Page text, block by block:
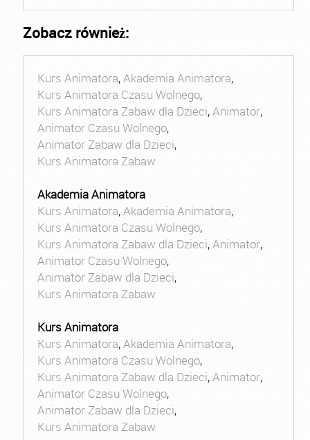
Zobacz również:
Kurs Animatora,Akademia Animatora,
Kurs Animatora Czasu Wolnego,
Kurs Animatora Zabaw dla Dzieci,Animator,
Animator Czasu Wolnego,
Animator Zabaw dla Dzieci,
Kurs Animatora Zabaw
Akademia Animatora
Kurs Animatora,Akademia Animatora,
Kurs Animatora Czasu Wolnego,
Kurs Animatora Zabaw dla Dzieci,Animator,
Animator Czasu Wolnego,
Animator Zabaw dla Dzieci,
Kurs Animatora Zabaw
Kurs Animatora
Kurs Animatora,Akademia Animatora,
Kurs Animatora Czasu Wolnego,
Kurs Animatora Zabaw dla Dzieci,Animator,
Animator Czasu Wolnego,
Animator Zabaw dla Dzieci,
Kurs Animatora Zabaw